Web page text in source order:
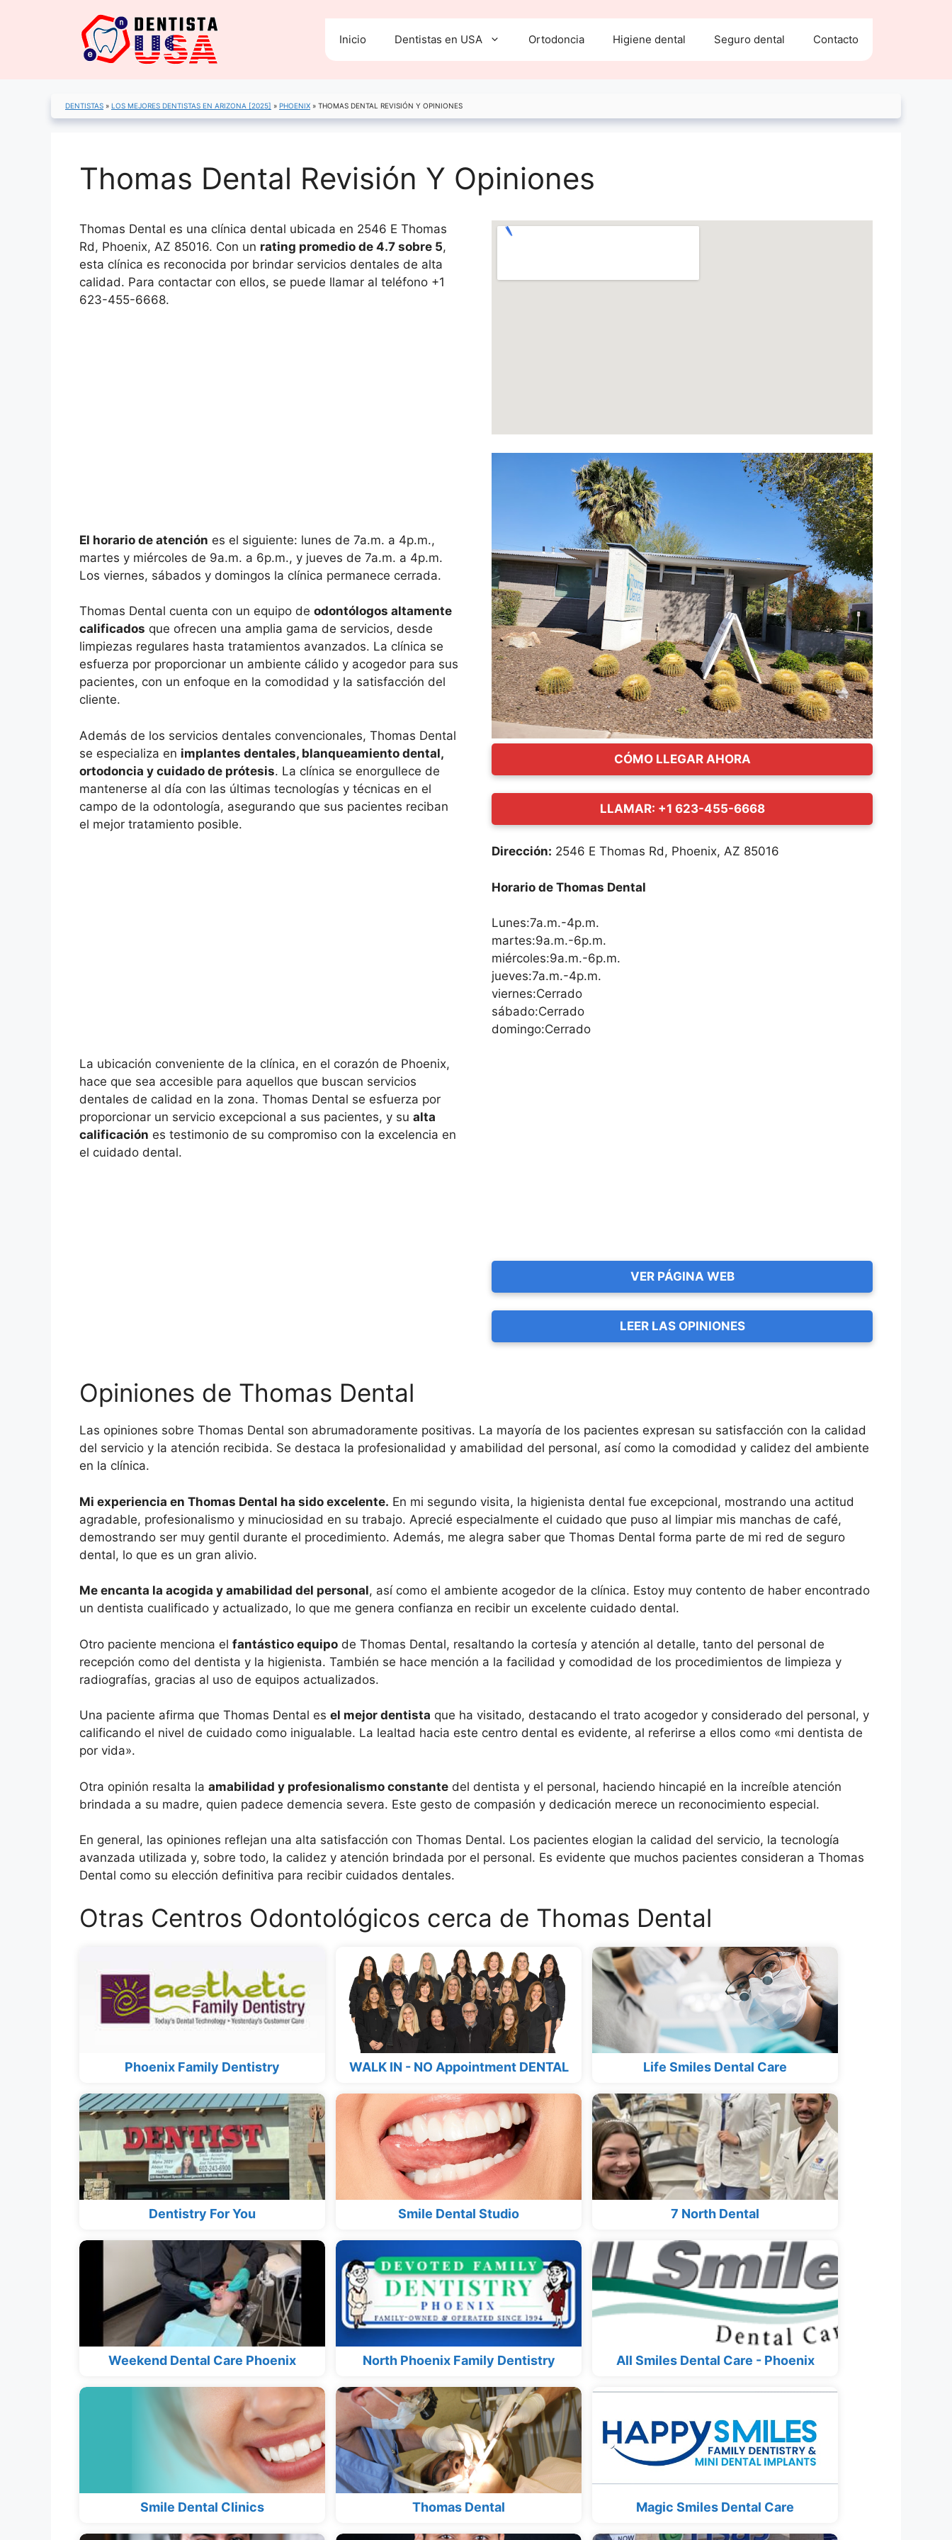
Inicio Dentistas en USA Ortodoncia Higiene dental Seguro dental Contacto
DENTISTAS » LOS MEJORES DENTISTAS EN ARIZONA [2025] » PHOENIX » THOMAS DENTAL REVISIÓN Y OPINIONES
Thomas Dental Revisión Y Opiniones
Thomas Dental es una clínica dental ubicada en 2546 E Thomas
Rd, Phoenix, AZ 85016. Con un rating promedio de 4.7 sobre 5,
esta clínica es reconocida por brindar servicios dentales de alta
calidad. Para contactar con ellos, se puede llamar al teléfono +1
623-455-6668.
El horario de atención es el siguiente: lunes de 7a.m. a 4p.m.,
martes y miércoles de 9a.m. a 6p.m., y jueves de 7a.m. a 4p.m.
Los viernes, sábados y domingos la clínica permanece cerrada.
Thomas Dental cuenta con un equipo de odontólogos altamente
calificados que ofrecen una amplia gama de servicios, desde
limpiezas regulares hasta tratamientos avanzados. La clínica se
esfuerza por proporcionar un ambiente cálido y acogedor para sus
pacientes, con un enfoque en la comodidad y la satisfacción del
cliente.
Además de los servicios dentales convencionales, Thomas Dental
se especializa en implantes dentales, blanqueamiento dental,
ortodoncia y cuidado de prótesis. La clínica se enorgullece de
mantenerse al día con las últimas tecnologías y técnicas en el
campo de la odontología, asegurando que sus pacientes reciban
el mejor tratamiento posible.
La ubicación conveniente de la clínica, en el corazón de Phoenix,
hace que sea accesible para aquellos que buscan servicios
dentales de calidad en la zona. Thomas Dental se esfuerza por
proporcionar un servicio excepcional a sus pacientes, y su alta
calificación es testimonio de su compromiso con la excelencia en
el cuidado dental.
CÓMO LLEGAR AHORA
LLAMAR: +1 623-455-6668
Dirección: 2546 E Thomas Rd, Phoenix, AZ 85016
Horario de Thomas Dental
Lunes:7a.m.-4p.m.
martes:9a.m.-6p.m.
miércoles:9a.m.-6p.m.
jueves:7a.m.-4p.m.
viernes:Cerrado
sábado:Cerrado
domingo:Cerrado
VER PÁGINA WEB
LEER LAS OPINIONES
Opiniones de Thomas Dental
Las opiniones sobre Thomas Dental son abrumadoramente positivas. La mayoría de los pacientes expresan su satisfacción con la calidad
del servicio y la atención recibida. Se destaca la profesionalidad y amabilidad del personal, así como la comodidad y calidez del ambiente
en la clínica.
Mi experiencia en Thomas Dental ha sido excelente. En mi segundo visita, la higienista dental fue excepcional, mostrando una actitud
agradable, profesionalismo y minuciosidad en su trabajo. Aprecié especialmente el cuidado que puso al limpiar mis manchas de café,
demostrando ser muy gentil durante el procedimiento. Además, me alegra saber que Thomas Dental forma parte de mi red de seguro
dental, lo que es un gran alivio.
Me encanta la acogida y amabilidad del personal, así como el ambiente acogedor de la clínica. Estoy muy contento de haber encontrado
un dentista cualificado y actualizado, lo que me genera confianza en recibir un excelente cuidado dental.
Otro paciente menciona el fantástico equipo de Thomas Dental, resaltando la cortesía y atención al detalle, tanto del personal de
recepción como del dentista y la higienista. También se hace mención a la facilidad y comodidad de los procedimientos de limpieza y
radiografías, gracias al uso de equipos actualizados.
Una paciente afirma que Thomas Dental es el mejor dentista que ha visitado, destacando el trato acogedor y considerado del personal, y
calificando el nivel de cuidado como inigualable. La lealtad hacia este centro dental es evidente, al referirse a ellos como «mi dentista de
por vida».
Otra opinión resalta la amabilidad y profesionalismo constante del dentista y el personal, haciendo hincapié en la increíble atención
brindada a su madre, quien padece demencia severa. Este gesto de compasión y dedicación merece un reconocimiento especial.
En general, las opiniones reflejan una alta satisfacción con Thomas Dental. Los pacientes elogian la calidad del servicio, la tecnología
avanzada utilizada y, sobre todo, la calidez y atención brindada por el personal. Es evidente que muchos pacientes consideran a Thomas
Dental como su elección definitiva para recibir cuidados dentales.
Otras Centros Odontológicos cerca de Thomas Dental
Phoenix Family Dentistry WALK IN - NO Appointment DENTAL Life Smiles Dental Care
Dentistry For You Smile Dental Studio 7 North Dental
Weekend Dental Care Phoenix North Phoenix Family Dentistry All Smiles Dental Care - Phoenix
Smile Dental Clinics Thomas Dental Magic Smiles Dental Care